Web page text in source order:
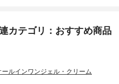
カテゴリ：おすすめ商品
ールインワンジェル・クリーム